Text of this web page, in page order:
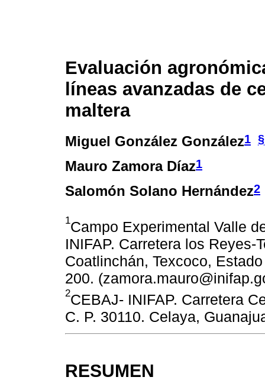
Evaluación
líneas avanzadas de
maltera
Miguel González González1 §
Mauro Zamora Díaz1
Salomón Solano Hernández2
1Campo Experimental Valle
INIFAP. Carretera los Reyes-
Coatlinchán, Texcoco,
200.
2CEBAJ- INIFAP. Carretera
C. P. 30110. Celaya,
RESUMEN